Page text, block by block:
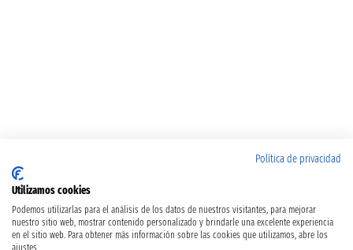
Política de privacidad
Utilizamos cookies
Podemos utilizarlas para el análisis de los datos de nuestros visitantes, para mejorar
nuestro sitio web, mostrar contenido personalizado y brindarle una excelente experiencia
en el sitio web. Para obtener más información sobre las cookies que utilizamos, abre los
ajustes.